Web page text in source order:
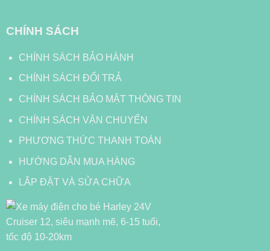
CHÍNH SÁCH
CHÍNH SÁCH BẢO HÀNH
CHÍNH SÁCH ĐỔI TRẢ
CHÍNH SÁCH BẢO MẬT THÔNG TIN
CHÍNH SÁCH VẬN CHUYỂN
PHƯƠNG THỨC THANH TOÁN
HƯỚNG DẪN MUA HÀNG
LẮP ĐẶT VÀ SỬA CHỮA